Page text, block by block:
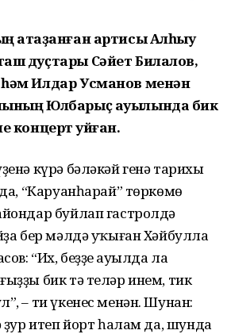
атҡаҙанған артисы Алһыу
дуҫтары Сәйет Билалов,
Илдар Усманов менән
Юлбарыҫ ауылында бик
концерт ҡуйған.
күрә бәләкәй генә тарихы
“Каруанһарай” төркөмө
буйлап гастролдә
бер мәлдә уҡыған Хәйбулла
“Их, беҙҙең ауылда ла
бик тә теләр инем, тик
– ти үкенес менән. Шунан:
ҙур итеп йорт һалам да, шунда